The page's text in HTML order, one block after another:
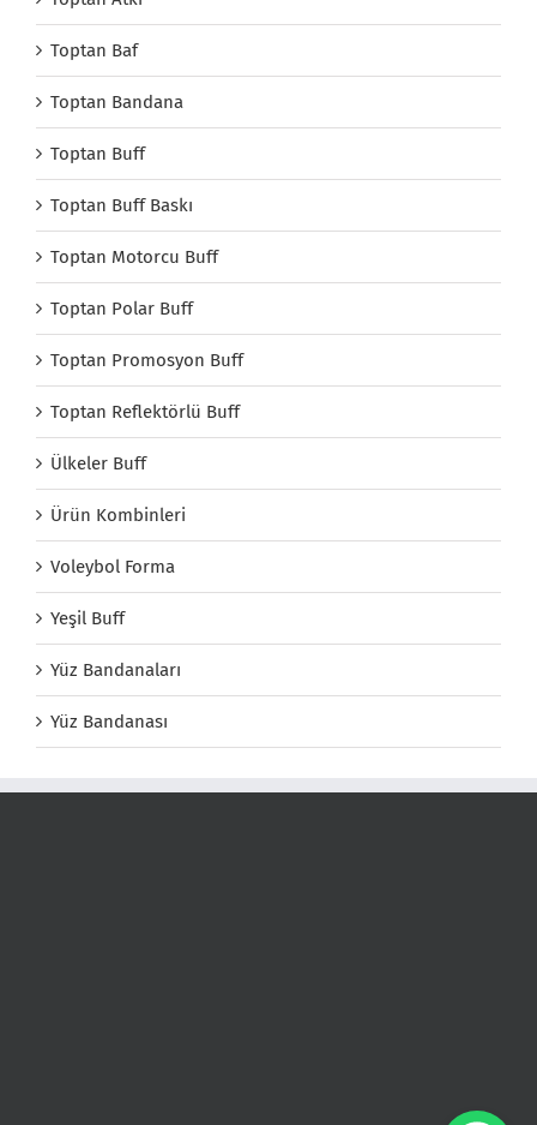
Toptan Baf
Toptan Bandana
Toptan Buff
Toptan Buff Baskı
Toptan Motorcu Buff
Toptan Polar Buff
Toptan Promosyon Buff
Toptan Reflektörlü Buff
Ülkeler Buff
Ürün Kombinleri
Voleybol Forma
Yeşil Buff
Yüz Bandanaları
Yüz Bandanası